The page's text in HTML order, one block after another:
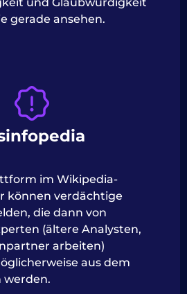
gerade ansehen.
im Wikipedia-
können verdächtige
die dann von
(ältere Analysten,
arbeiten)
aus dem
werden.